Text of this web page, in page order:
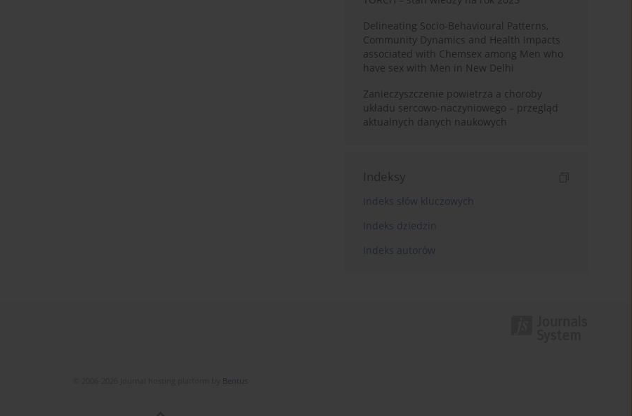
Delineating Socio-Behavioural Patterns,
Community Dynamics and Health Impacts
associated with Chemsex among Men who
have sex with Men in New Delhi
Zanieczyszczenie powietrza a choroby
układu sercowo-naczyniowego – przegląd
aktualnych danych naukowych
Indeksy
Indeks słów kluczowych
Indeks dziedzin
Indeks autorów
Bentus